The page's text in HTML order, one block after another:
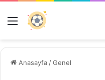
Menü
Anasayfa /Genel